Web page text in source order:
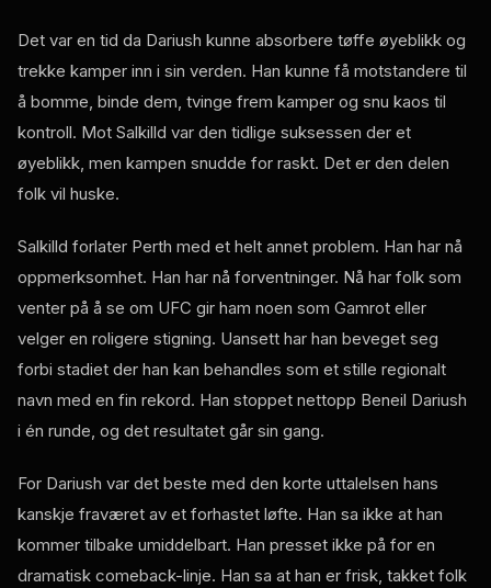
Det var en tid da Dariush kunne absorbere tøffe øyeblikk og
trekke kamper inn i sin verden. Han kunne få motstandere til
å bomme, binde dem, tvinge frem kamper og snu kaos til
kontroll. Mot Salkilld var den tidlige suksessen der et
øyeblikk, men kampen snudde for raskt. Det er den delen
folk vil huske.
Salkilld forlater Perth med et helt annet problem. Han har nå
oppmerksomhet. Han har nå forventninger. Nå har folk som
venter på å se om UFC gir ham noen som Gamrot eller
velger en roligere stigning. Uansett har han beveget seg
forbi stadiet der han kan behandles som et stille regionalt
navn med en fin rekord. Han stoppet nettopp Beneil Dariush
i én runde, og det resultatet går sin gang.
For Dariush var det beste med den korte uttalelsen hans
kanskje fraværet av et forhastet løfte. Han sa ikke at han
kommer tilbake umiddelbart. Han presset ikke på for en
dramatisk comeback-linje. Han sa at han er frisk, takket folk